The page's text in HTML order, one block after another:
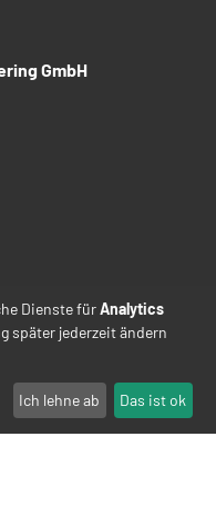
GmbH
Dienste fürAnalytics
später jederzeit ändern
Ich lehne ab Das ist ok